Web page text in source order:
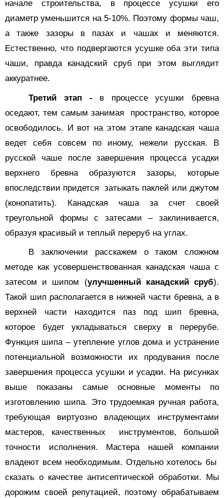
начале строительства, в процессе усушки его
диаметр уменьшится на 5-10%. Поэтому формы чаш,
а также зазоры в пазах и чашах и меняются.
Естественно, что подвергаются усушке оба эти типа
чаши, правда канадский сруб при этом выглядит
аккуратнее.
Третий этап - в процессе усушки бревна
оседают, тем самым занимая
пространство, которое
освободилось. И вот на этом этапе канадская чаша
ведет себя совсем по иному, нежели русская. В
русской чаше после завершения процесса усадки
верхнего бревна образуются зазоры, которые
впоследствии придется
затыкать паклей или джутом
(конопатить). Канадская чаша за счет своей
треугольной формы с затесами – заклинивается,
образуя красивый и теплый переруб на углах.
В заключении расскажем о таком сложном
методе как усовершенствованная канадская чаша с
затесом и шипом (улучшенный канадский сруб).
Такой шип располагается в нижней части бревна, а в
верхней части находится паз под шип бревна,
которое будет укладываться сверху в перерубе.
Функция шипа – утепление углов дома и устранение
потенциальной возможности их продувания после
завершения процесса усушки и усадки. На рисунках
выше показаны самые основные моменты по
изготовлению шипа. Это трудоемкая ручная работа,
требующая виртуозно владеющих инструментами
мастеров, качественных
инструментов, большой
точности исполнения. Мастера нашей компании
владеют всем необходимым. Отдельно хотелось бы
сказать о качестве антисептической обработки. Мы
дорожим своей репутацией, поэтому обрабатываем